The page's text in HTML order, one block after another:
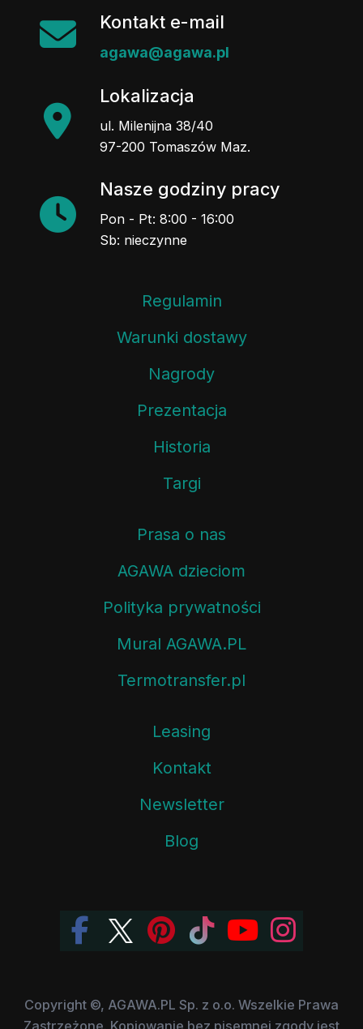
Kontakt e-mail
agawa@agawa.pl
Lokalizacja
ul. Milenijna 38/40
97-200 Tomaszów Maz.
Nasze godziny pracy
Pon - Pt: 8:00 - 16:00
Sb: nieczynne
Regulamin
Warunki dostawy
Nagrody
Prezentacja
Historia
Targi
Prasa o nas
AGAWA dzieciom
Polityka prywatności
Mural AGAWA.PL
Termotransfer.pl
Leasing
Kontakt
Newsletter
Blog
Copyright ©, AGAWA.PL Sp. z o.o. Wszelkie Prawa
Zastrzeżone. Kopiowanie bez pisemnej zgody jest